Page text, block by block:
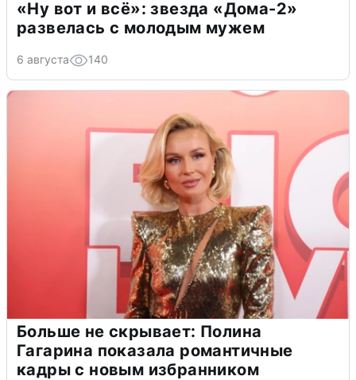
«Ну вот и всё»: звезда «Дома-2»
развелась с молодым мужем
6 августа 140
Больше не скрывает: Полина
Гагарина показала романтичные
кадры с новым избранником